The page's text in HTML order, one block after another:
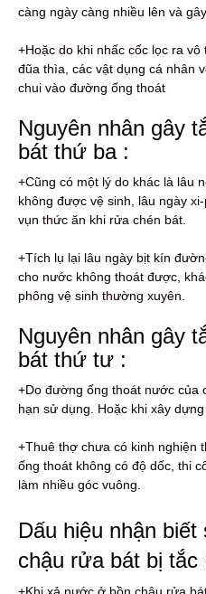
càng ngày càng nhiều lên và
+Hoặc do khi nhấc cốc lọc ra
đũa thìa, các vật dụng cá nhân
chui vào đường ống thoát
Nguyên nhân gây
bát thứ ba :
+Cũng có một lý do khác là lâu
không được vệ sinh, lâu ngày
vụn thức ăn khi rửa chén bát.
+Tích lụ lại lâu ngày bịt kín
cho nước không thoát được,
phông vệ sinh thường xuyên.
Nguyên nhân gây
bát thứ tư :
+Do đường ống thoát nước của
hạn sử dụng. Hoặc khi xây
+Thuê thợ chưa có kinh nghiện
ống thoát không có độ dốc, thi
làm nhiều góc vuông.
Dấu hiệu nhận
chậu rửa bát bị tắc
+Khi xả nước ở bồn chậu rửa